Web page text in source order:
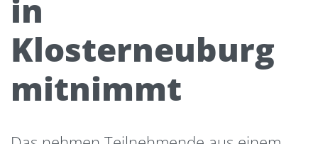
in
Klosterneuburg
mitnimmt